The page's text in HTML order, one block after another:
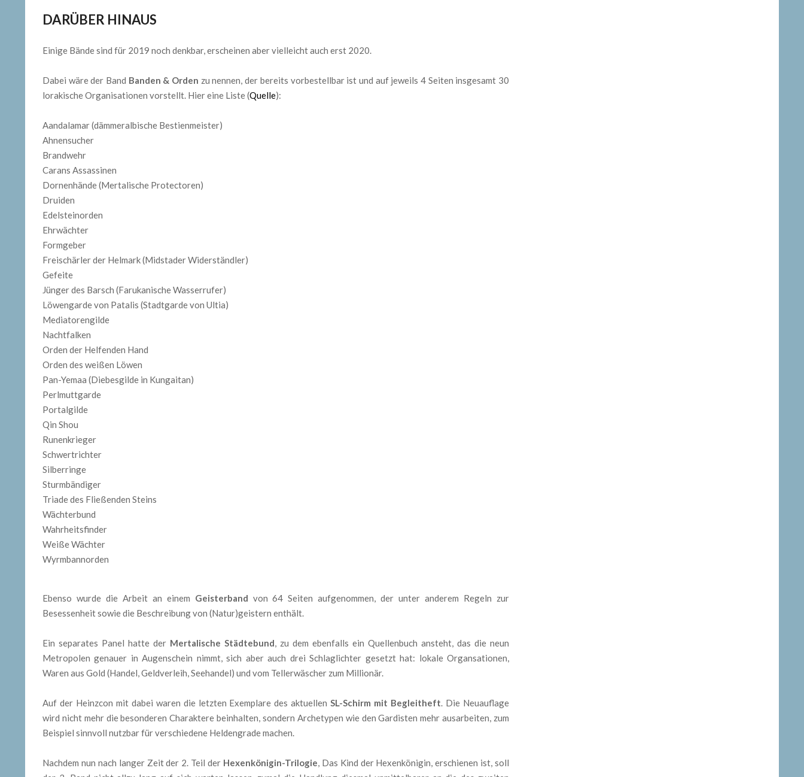
DARÜBER HINAUS
Einige Bände sind für 2019 noch denkbar, erscheinen aber vielleicht auch erst 2020.
Dabei wäre der Band Banden & Orden zu nennen, der bereits vorbestellbar ist und auf jeweils 4 Seiten insgesamt 30
lorakische Organisationen vorstellt. Hier eine Liste (Quelle):
Aandalamar (dämmeralbische Bestienmeister)
Ahnensucher
Brandwehr
Carans Assassinen
Dornenhände (Mertalische Protectoren)
Druiden
Edelsteinorden
Ehrwächter
Formgeber
Freischärler der Helmark (Midstader Widerständler)
Gefeite
Jünger des Barsch (Farukanische Wasserrufer)
Löwengarde von Patalis (Stadtgarde von Ultia)
Mediatorengilde
Nachtfalken
Orden der Helfenden Hand
Orden des weißen Löwen
Pan-Yemaa (Diebesgilde in Kungaitan)
Perlmuttgarde
Portalgilde
Qin Shou
Runenkrieger
Schwertrichter
Silberringe
Sturmbändiger
Triade des Fließenden Steins
Wächterbund
Wahrheitsfinder
Weiße Wächter
Wyrmbannorden
Ebenso wurde die Arbeit an einem Geisterband von 64 Seiten aufgenommen, der unter anderem Regeln zur
Besessenheit sowie die Beschreibung von (Natur)geistern enthält.
Ein separates Panel hatte der Mertalische Städtebund, zu dem ebenfalls ein Quellenbuch ansteht, das die neun
Metropolen genauer in Augenschein nimmt, sich aber auch drei Schlaglichter gesetzt hat: lokale Organsationen,
Waren aus Gold (Handel, Geldverleih, Seehandel) und vom Tellerwäscher zum Millionär.
Auf der Heinzcon mit dabei waren die letzten Exemplare des aktuellenSL-Schirm mit Begleitheft. Die Neuauflage
wird nicht mehr die besonderen Charaktere beinhalten, sondern Archetypen wie den Gardisten mehr ausarbeiten, zum
Beispiel sinnvoll nutzbar für verschiedene Heldengrade machen.
Nachdem nun nach langer Zeit der 2. Teil der Hexenkönigin-Trilogie, Das Kind der Hexenkönigin, erschienen ist, soll